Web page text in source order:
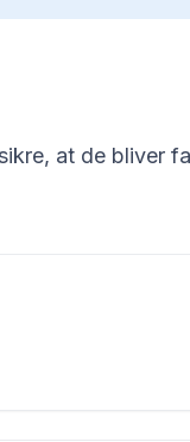
at de bliver